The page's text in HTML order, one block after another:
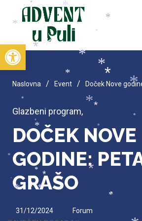
Open toolbar
Naslovna / Event / Doček Nove
Glazbeni program,
DOČEK NOVE
GODINE:
GRAŠO
31/12/2024 Forum
*
*
*
*
*
*
*
*
*
*
*
*
*
*
*
*
*
*
*
*
*
*
*
*
*
*
*
*